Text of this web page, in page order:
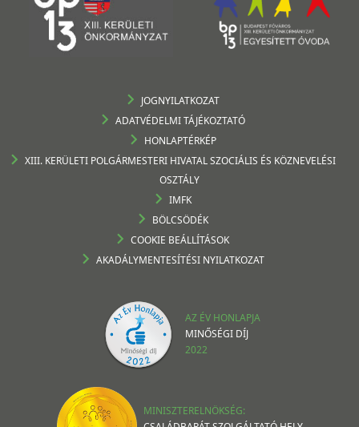
JOGNYILATKOZAT
ADATVÉDELMI TÁJÉKOZTATÓ
HONLAPTÉRKÉP
XIII. KERÜLETI POLGÁRMESTERI HIVATAL SZOCIÁLIS ÉS KÖZNEVELÉSI
OSZTÁLY
IMFK
BÖLCSÖDÉK
COOKIE BEÁLLÍTÁSOK
AKADÁLYMENTESÍTÉSI NYILATKOZAT
AZ ÉV HONLAPJA
MINŐSÉGI DÍJ
2022
MINISZTERELNÖKSÉG: